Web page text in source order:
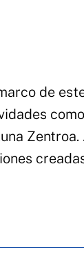
de
Zentroa.